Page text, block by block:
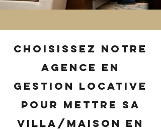
Choisissez notre
agence en
gestion locative
pour mettre sa
villa/maison en